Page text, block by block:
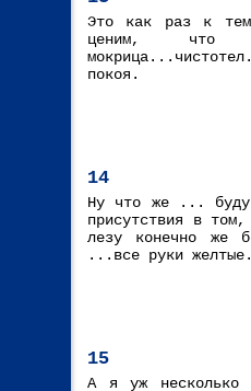
Это как раз к
ценим, что
покоя.
14
Ну что же ... буду
присутствия в
лезу конечно же
...все руки
15
А я уж несколько